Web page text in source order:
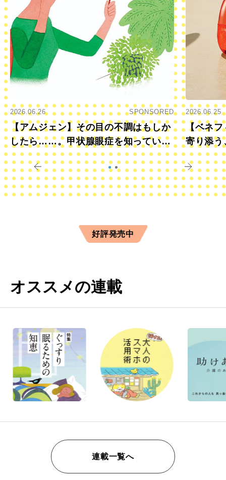
2026.06.26 SPONSORED
【アムジェン】その目の不調はもしか
したら……。甲状腺眼症を知っていま
すか？
2026.06.25
【ベネフ
寄り添う
きに
好評発売中
オススメの連載
連載一覧へ